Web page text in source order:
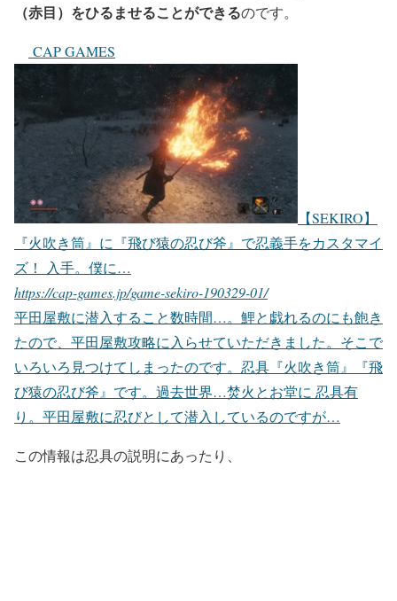
（赤目）をひるませることができるのです。
CAP GAMES
【SEKIRO】
『火吹き筒』に『飛び猿の忍び斧』で忍義手をカスタマイ
ズ！ 入手。僕に…
https://cap-games.jp/game-sekiro-190329-01/
平田屋敷に潜入すること数時間…。鯉と戯れるのにも飽き
たので、平田屋敷攻略に入らせていただきました。そこで
いろいろ見つけてしまったのです。忍具『火吹き筒』『飛
び猿の忍び斧』です。過去世界…焚火とお堂に 忍具有
り。平田屋敷に忍びとして潜入しているのですが…
この情報は忍具の説明にあったり、